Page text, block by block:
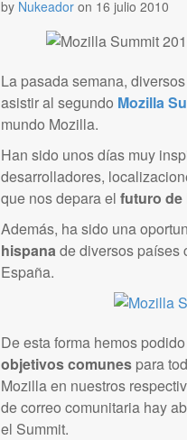
by Nukeador on 16 julio 2010
La pasada semana,
asistir al segundo Mozilla
mundo Mozilla.
Han sido unos días muy
desarrolladores,
que nos depara el futuro de
Además, ha sido una
hispanade diversos países
España.
De esta forma hemos
objetivos comunes para
Mozilla en nuestros
de correo comunitaria hay
el Summit.